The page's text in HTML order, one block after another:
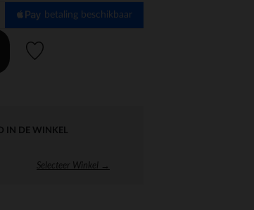
betaling beschikbaar
IN DE WINKEL
Selecteer Winkel →